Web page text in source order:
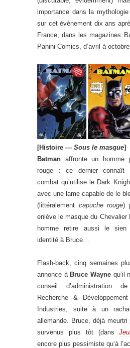
importance dans la
sur cet évènement dix ans
France, dans les magazines
Panini Comics, d’avril à
[Histoire — Sous le masque]
Batman affronte un homme
rouge : ce dernier connaît
combat qu’utilise le Dark
avec une lame capable de le
(littéralement capuche rouge)
enlève le masque du Chevalier
homme retire aussi le sien
identité à Bruce…
Flash-back, cinq semaines
annonce à Bruce Wayne qu’il
conseil d’administration
Recherche &
Industries, suite à un
allemande. Bruce, déjà meurtri
survenus plus tôt (dans
encore plus pessimiste qu’à